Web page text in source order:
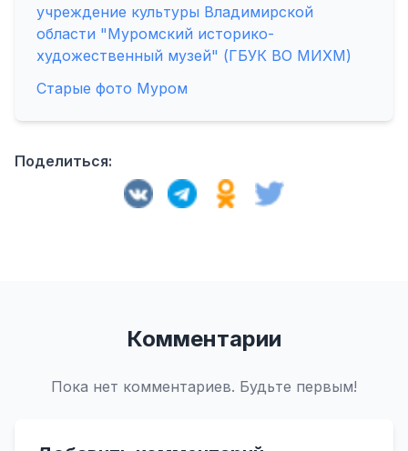
учреждение культуры Владимирской
области "Муромский историко-
художественный музей" (ГБУК ВО МИХМ)
Старые фото Муром
Поделиться:
Комментарии
Пока нет комментариев. Будьте первым!